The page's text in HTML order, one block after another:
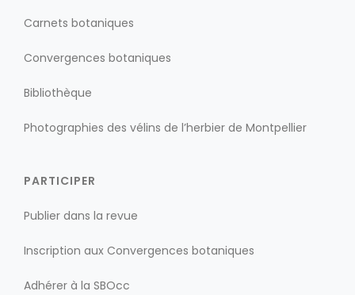
Carnets botaniques
Convergences botaniques
Bibliothèque
Photographies des vélins de l’herbier de Montpellier
PARTICIPER
Publier dans la revue
Inscription aux Convergences botaniques
Adhérer à la SBOcc